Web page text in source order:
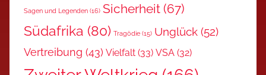
Sagen und Legenden (16) Sicherheit (67)
Südafrika (80) Tragödie (15) Unglück (52)
Vertreibung (43) Vielfalt (33) VSA (32)